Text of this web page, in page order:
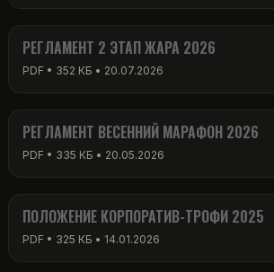
РЕГЛАМЕНТ 2 ЭТАП ЖАРА 2026
PDF • 352 КБ • 20.07.2026
РЕГЛАМЕНТ ВЕСЕННИЙ МАРАФОН 2026
PDF • 335 КБ • 20.05.2026
ПОЛОЖЕНИЕ КОРПОРАТИВ-ТРОФИ 2025
PDF • 325 КБ • 14.01.2026